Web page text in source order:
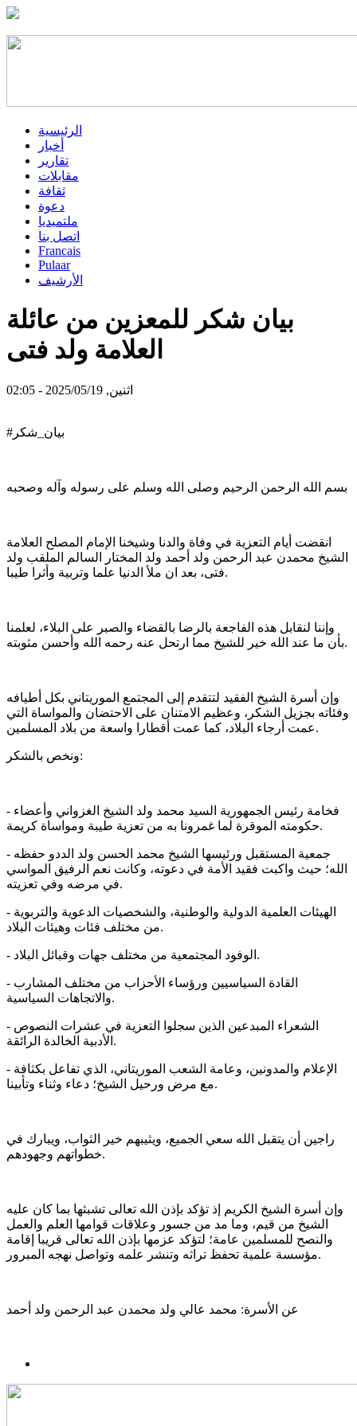
الرئيسية
أخبار
تقارير
مقابلات
ثقافة
دعوة
ملتميديا
اتصل بنا
Francais
Pulaar
الأرشيف
بيان شكر للمعزين من عائلة
العلامة ولد فتى
اثنين, 2025/05/19 - 02:05
#بيان_شكر
انقضت أيام التعزية في وفاة والدنا وشيخنا الإمام المصلح العلامة
الشيخ محمدن عبد الرحمن ولد أحمد ولد المختار السالم الملقب ولد
فتى، بعد ان ملأ الدنيا علما وتربية وأثرا طيبا.
وإننا لنقابل ھذه الفاجعة بالرضا بالقضاء والصبر على البلاء، لعلمنا
بأن ما عند الله خير للشيخ مما ارتحل عنه رحمه الله وأحسن مثوبته.
وإن أسرة الشيخ الفقيد لتتقدم إلى المجتمع الموريتاني بكل أطيافه
وفئاته بجزيل الشكر، وعظيم الامتنان على الاحتضان والمواساة التي
عمت أرجاء البلاد، كما عمت أقطارا واسعة من بلاد المسلمين.
ونخص بالشكر:
- فخامة رئيس الجمھورية السيد محمد ولد الشيخ الغزواني وأعضاء
حكومته الموقرة لما غمرونا به من تعزية طيبة ومواساة كريمة.
- جمعية المستقبل ورئيسھا الشيخ محمد الحسن ولد الددو حفظه
الله؛ حيث واكبت فقيد الأمة في دعوته، وكانت نعم الرفيق المواسي
في مرضه وفي تعزيته.⁠
- الھيئات العلمية الدولية والوطنية، والشخصيات الدعوية والتربوية
من مختلف فئات وھيئات البلاد.
- الوفود المجتمعية من مختلف جھات وقبائل البلاد.
- القادة السياسيين و⁠رؤساء الأحزاب من مختلف المشارب
والاتجاهات السياسية.
- الشعراء المبدعين الذين سجلوا التعزية في عشرات النصوص
الأدبية الخالدة الرائقة.
- الإعلام والمدونين، وعامة الشعب الموريتاني، الذي تفاعل بكثافة
مع مرض ورحيل الشيخ؛ دعاء وثناء وتأبينا.
راجين أن يتقبل الله سعي الجميع، ويثيبهم خير الثواب، ويبارك في
خطواتهم وجهودهم.
وإن أسرة الشيخ الكريم إذ تؤكد بإذن الله تعالى تشبثھا بما كان عليه
الشيخ من قيم، وما مد من جسور وعلاقات قوامھا العلم والعمل
والنصح للمسلمين عامة؛ لتؤكد عزمھا بإذن الله تعالى قريبا إقامة
مؤسسة علمية تحفظ تراثه وتنشر علمه وتواصل نهجه المبرور.
عن الأسرة: محمد عالي ولد محمدن عبد الرحمن ولد أحمد